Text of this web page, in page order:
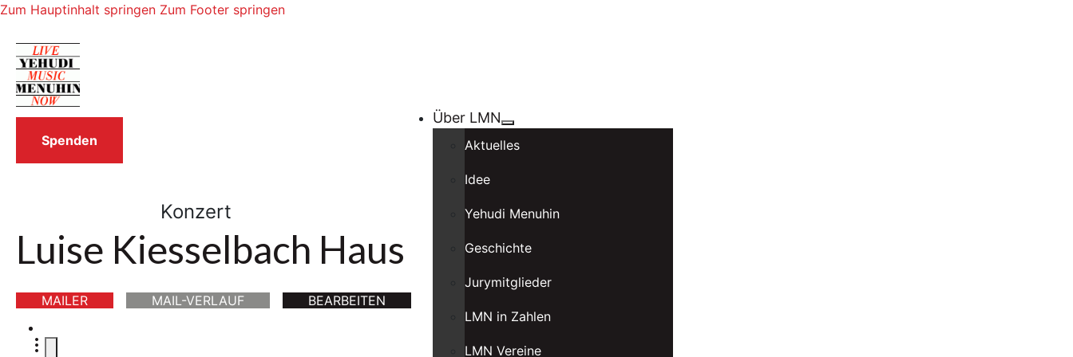
Zum Hauptinhalt springen Zum Footer springen
Über LMN
Aktuelles
Idee
Yehudi Menuhin
Geschichte
Jurymitglieder
LMN in Zahlen
LMN Vereine
Spenden
Konzert
Luise Kiesselbach Haus
MAILER MAIL-VERLAUF BEARBEITEN